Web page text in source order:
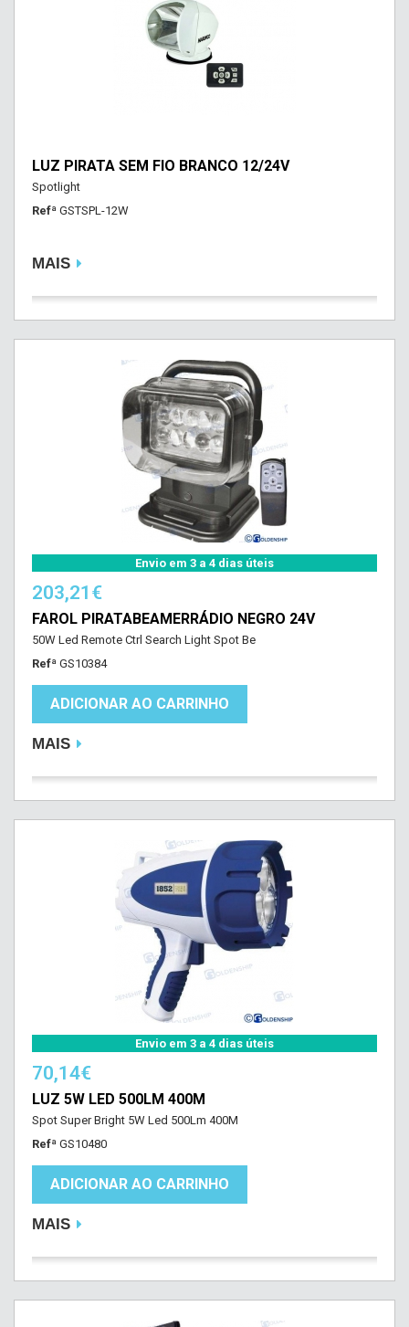
LUZ PIRATA SEM FIO BRANCO 12/24V
Spotlight
Refª GSTSPL-12W
MAIS
Envio em 3 a 4 dias úteis
203,21€
FAROL PIRATABEAMERRÁDIO NEGRO 24V
50W Led Remote Ctrl Search Light Spot Be
Refª GS10384
ADICIONAR AO CARRINHO
MAIS
Envio em 3 a 4 dias úteis
70,14€
LUZ 5W LED 500LM 400M
Spot Super Bright 5W Led 500Lm 400M
Refª GS10480
ADICIONAR AO CARRINHO
MAIS